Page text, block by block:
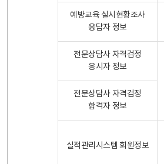
예방교육 실시현황조사
응답자 정보
전문상담사 자격검정
응시자 정보
전문상담사 자격검정
합격자 정보
실적관리시스템 회원정보